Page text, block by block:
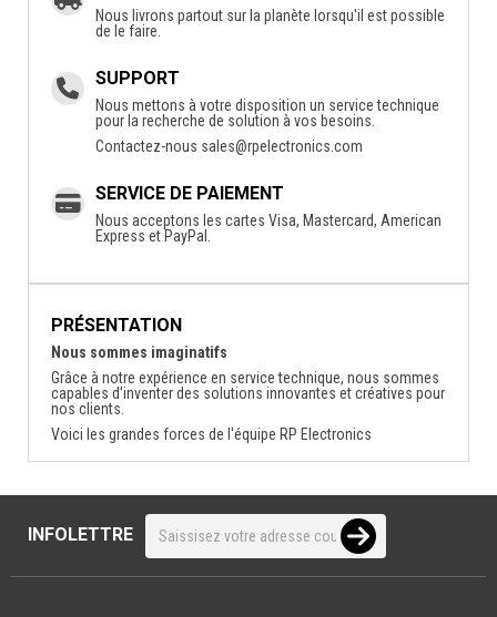
Nous livrons partout sur la planète lorsqu'il est possible
de le faire.
SUPPORT
Nous mettons à votre disposition un service technique
pour la recherche de solution à vos besoins.
Contactez-nous sales@rpelectronics.com
SERVICE DE PAIEMENT
Nous acceptons les cartes Visa, Mastercard, American
Express et PayPal.
PRÉSENTATION
Nous sommes imaginatifs
Grâce à notre expérience en service technique, nous sommes
capables d'inventer des solutions innovantes et créatives pour
nos clients.
Voici les grandes forces de l'équipe RP Electronics
INFOLETTRE